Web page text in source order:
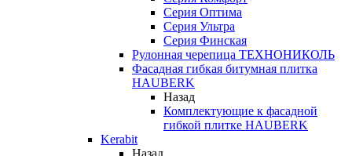
Серия Оптима
Серия Ультра
Серия Финская
Рулонная черепица ТЕХНОНИКОЛЬ
Фасадная гибкая битумная плитка
HAUBERK
Назад
Комплектующие к фасадной
гибкой плитке HAUBERK
Kerabit
Назад